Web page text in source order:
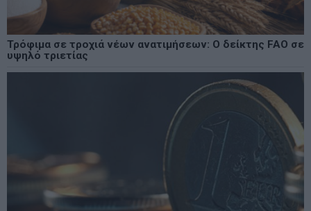
Τρόφιμα σε τροχιά νέων ανατιμήσεων: Ο δείκτης FAO σε
υψηλό τριετίας